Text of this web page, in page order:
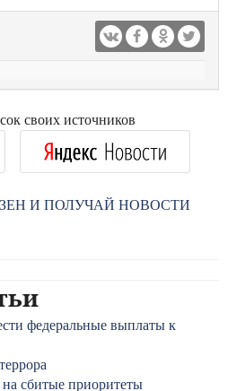
своих источников
И ПОЛУЧАЙ НОВОСТИ
федеральные выплаты к
сбитые приоритеты